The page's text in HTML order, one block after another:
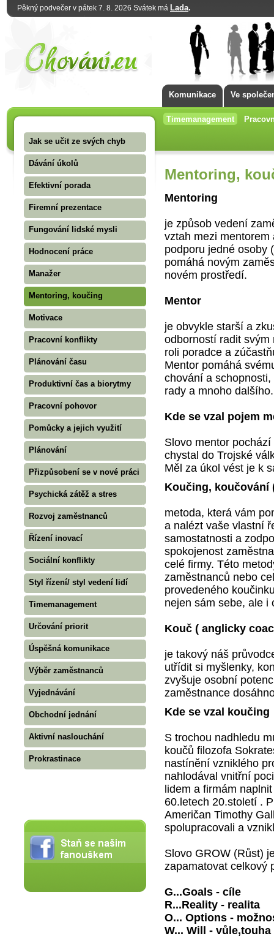
Pěkný podvečer v pátek 7. 8. 2026 Svátek má Lada.
Komunikace Ve
Timemanagement
Jak se učit ze svých chyb
Dávání úkolů
Efektivní porada
Firemní prezentace
Fungování lidské mysli
Hodnocení práce
Manažer
Mentoring, koučing
Motivace
Pracovní konflikty
Plánování času
Produktivní čas a biorytmy
Pracovní pohovor
Pomůcky a jejich využití
Plánování
Přizpůsobení se v nové práci
Psychická zátěž a stres
Rozvoj zaměstnanců
Řízení inovací
Sociální konflikty
Styl řízení/ styl vedení lidí
Timemanagement
Určování priorit
Úspěšná komunikace
Výběr zaměstnanců
Vyjednávání
Obchodní jednání
Aktivní naslouchání
Prokrastinace
Mentoring,
Mentoring
je způsob vedení
vztah mezi
podporu jedné osoby
pomáhá novým
novém prostředí.
Mentor
je obvykle starší a
odborností radit svým
roli poradce a
Mentor pomáhá
chování a
rady a mnoho dalšího.
Kde se vzal pojem
Slovo mentor
chystal do Trojské
Měl za úkol vést je k
Koučing, koučování
metoda, která vám
a nalézt vaše vlastní
samostatnosti a
spokojenost
celé firmy. Této
zaměstnanců nebo
provedeného
nejen sám sebe, ale i
Kouč ( anglicky
je takový náš
utřídit si myšlenky,
zvyšuje osobní
zaměstnance
Kde se vzal koučing
S trochou nadhledu
koučů filozofa
nastínění vzniklého
nahlodával vnitřní
lidem a firmám
60.letech 20.století .
Američan Timothy
spolupracovali a
Slovo GROW (Růst)
zapamatovat celkový
G...Goals - cíle
R...Reality - realita
O... Options -
W... Will - vůle,touha